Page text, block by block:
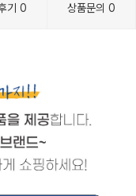
기0 상품문의0